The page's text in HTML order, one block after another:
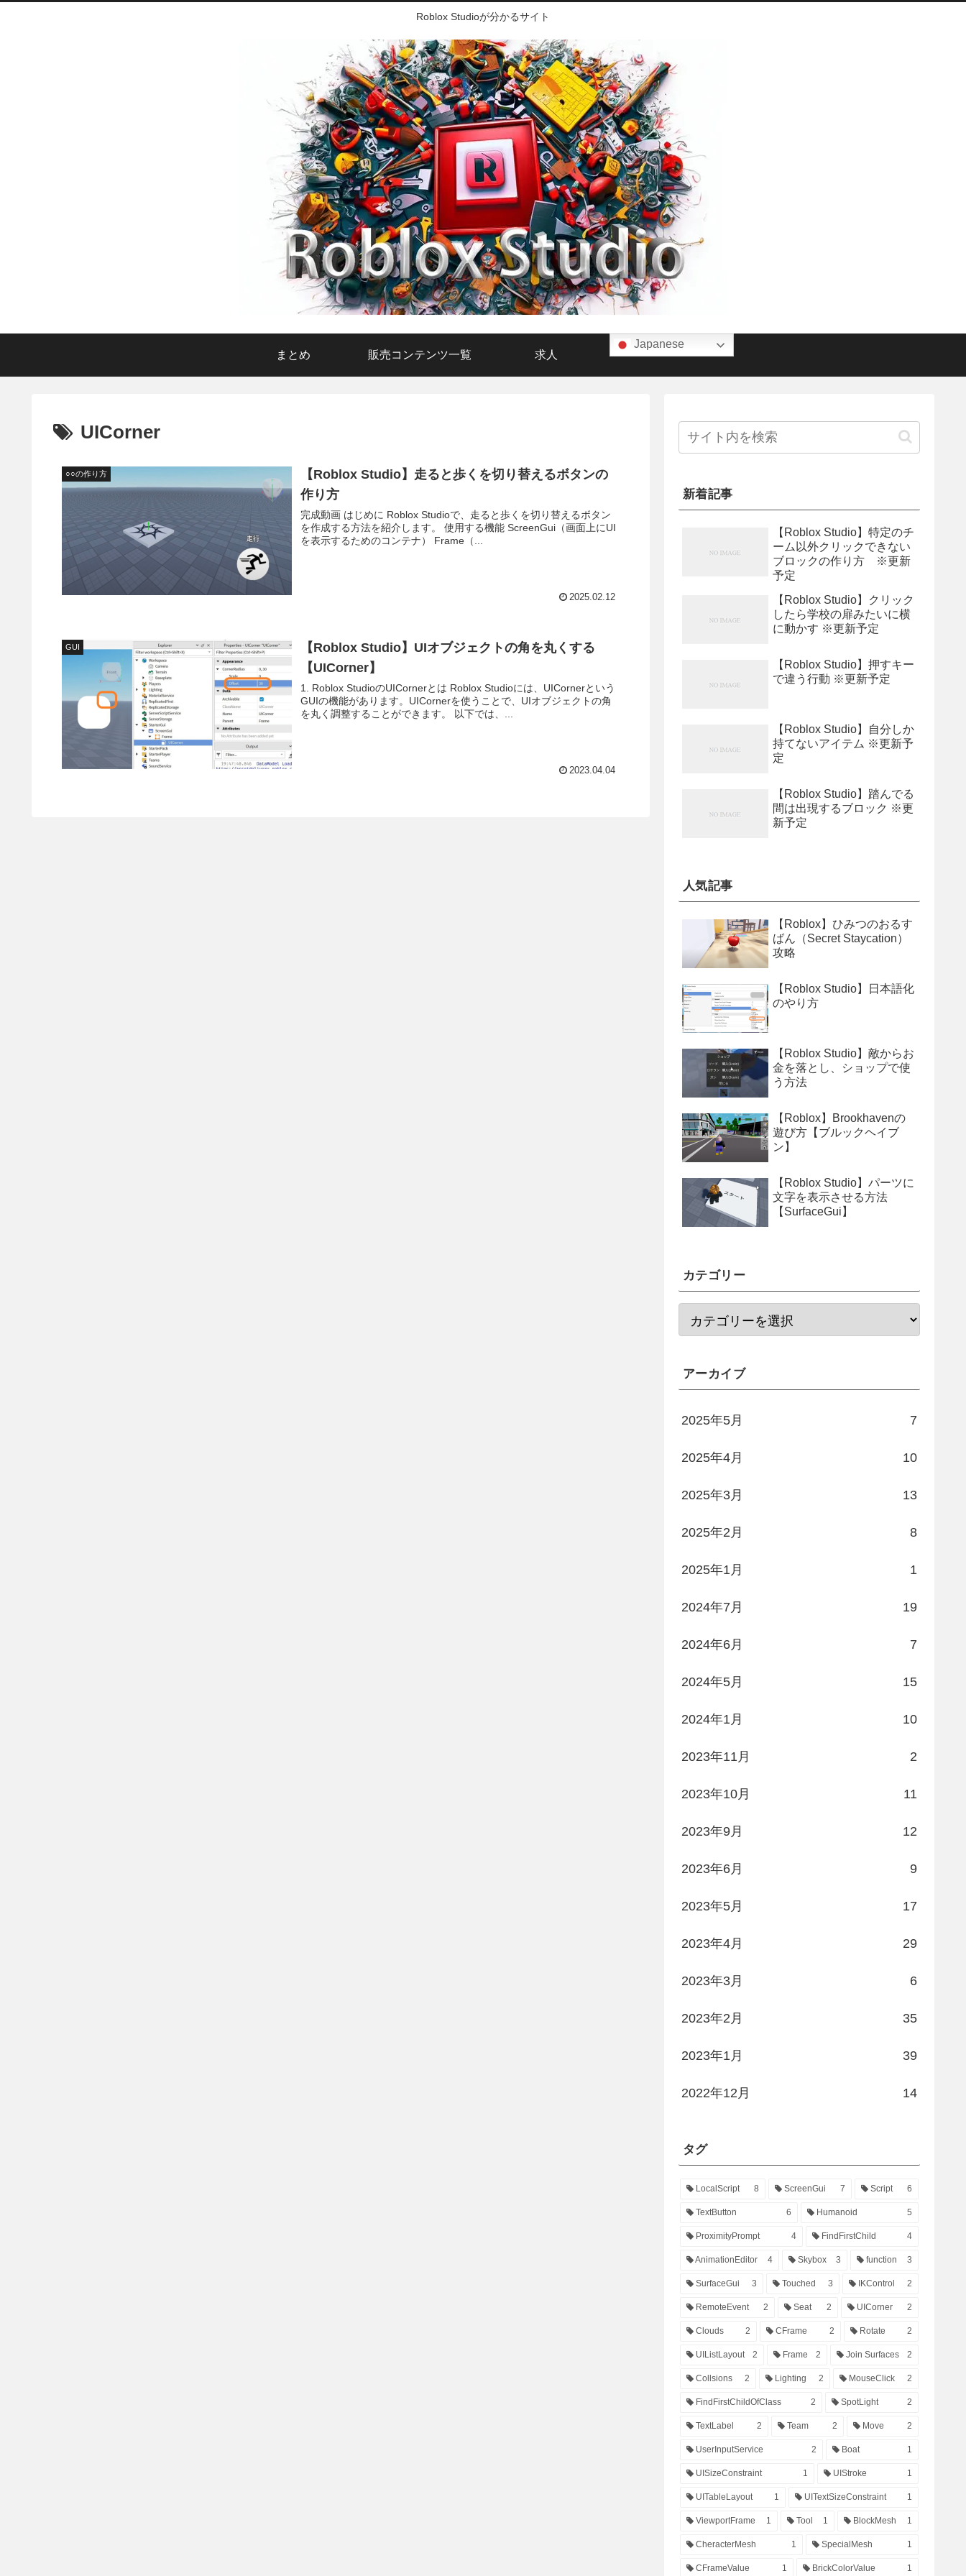
Roblox Studioが分かるサイト
まとめ 販売コンテンツ一覧 求人
Japanese
UICorner
○○の作り方
【Roblox Studio】走ると歩くを切り替えるボタンの
作り方
完成動画 はじめに Roblox Studioで、走ると歩くを切り替えるボタン
を作成する方法を紹介します。 使用する機能 ScreenGui（画面上にUI
を表示するためのコンテナ） Frame（...
2025.02.12
GUI
【Roblox Studio】UIオブジェクトの角を丸くする
【UICorner】
1. Roblox StudioのUICornerとは Roblox Studioには、UICornerという
GUIの機能があります。UICornerを使うことで、UIオブジェクトの角
を丸く調整することができます。 以下では、...
2023.04.04
新着記事
【Roblox Studio】特定のチ
ーム以外クリックできない
ブロックの作り方 ※更新
予定
【Roblox Studio】クリック
したら学校の扉みたいに横
に動かす ※更新予定
【Roblox Studio】押すキー
で違う行動 ※更新予定
【Roblox Studio】自分しか
持てないアイテム ※更新予
定
【Roblox Studio】踏んでる
間は出現するブロック ※更
新予定
人気記事
【Roblox】ひみつのおるす
ばん（Secret Staycation）
攻略
【Roblox Studio】日本語化
のやり方
【Roblox Studio】敵からお
金を落とし、ショップで使
う方法
【Roblox】Brookhavenの
遊び方【ブルックヘイブ
ン】
【Roblox Studio】パーツに
文字を表示させる方法
【SurfaceGui】
カテゴリー
アーカイブ
2025年5月 7
2025年4月 10
2025年3月 13
2025年2月 8
2025年1月 1
2024年7月 19
2024年6月 7
2024年5月 15
2024年1月 10
2023年11月 2
2023年10月 11
2023年9月 12
2023年6月 9
2023年5月 17
2023年4月 29
2023年3月 6
2023年2月 35
2023年1月 39
2022年12月 14
タグ
LocalScript 8 ScreenGui 7 Script 6
TextButton 6 Humanoid 5
ProximityPrompt 4 FindFirstChild 4
AnimationEditor 4 Skybox 3 function 3
SurfaceGui 3 Touched 3 IKControl 2
RemoteEvent 2 Seat 2 UICorner 2
Clouds 2 CFrame 2 Rotate 2
UIListLayout 2 Frame 2 Join Surfaces 2
Collsions 2 Lighting 2 MouseClick 2
FindFirstChildOfClass 2 SpotLight 2
TextLabel 2 Team 2 Move 2
UserInputService 2 Boat 1
UISizeConstraint 1 UIStroke 1
UITableLayout 1 UITextSizeConstraint 1
ViewportFrame 1 Tool 1 BlockMesh 1
CheracterMesh 1 SpecialMesh 1
CFrameValue 1 BrickColorValue 1